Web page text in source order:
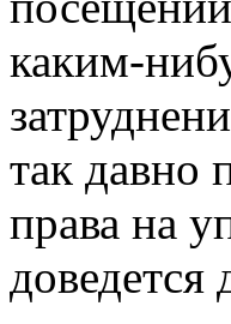
каким-
так давно
права на
доведется